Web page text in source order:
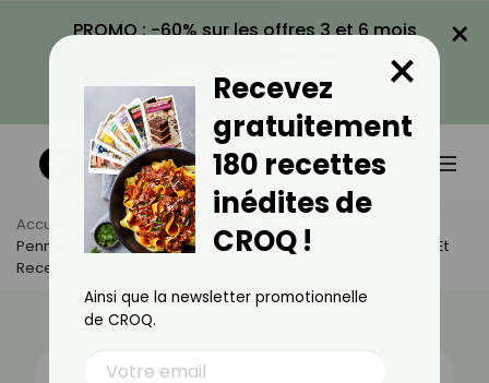
PROMO : -60% sur les offres 3 et 6 mois
VOIR LA PROMO
×
Accueil Actus
Alimentation
Pennes Complètes Crues : Bienfaits, Valeurs Nutritionnelles Et
Recettes
Recevez
gratuitement
180 recettes
inédites de
CROQ !
×
Ainsi que la newsletter promotionnelle
de CROQ.